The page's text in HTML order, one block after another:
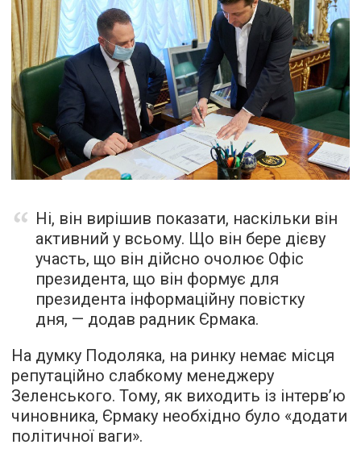
Ні, він вирішив показати, наскільки він
активний у всьому. Що він бере дієву
участь, що він дійсно очолює Офіс
президента, що він формує для
президента інформаційну повістку
дня, — додав радник Єрмака.
На думку Подоляка, на ринку немає місця
репутаційно слабкому менеджеру
Зеленського. Тому, як виходить із інтерв’ю
чиновника, Єрмаку необхідно було «додати
політичної ваги».